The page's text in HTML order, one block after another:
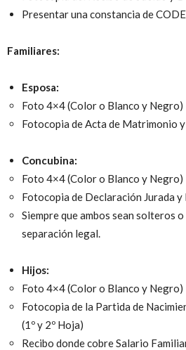
Presentar una constancia de
Familiares:
Esposa:
Foto 4×4 (Color o Blanco y Negro)
Fotocopia de Acta de Matrimonio y
Concubina:
Foto 4×4 (Color o Blanco y Negro)
Fotocopia de Declaración Jurada y
Siempre que ambos sean solteros
separación legal.
Hijos:
Foto 4×4 (Color o Blanco y Negro)
Fotocopia de la Partida de
(1º y 2º Hoja)
Recibo donde cobre Salario